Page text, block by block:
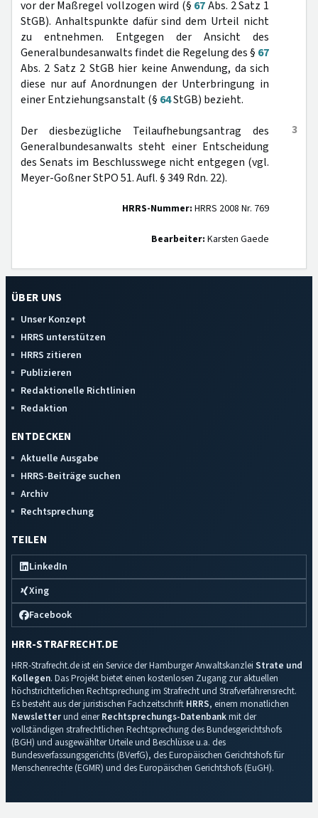
vor der Maßregel vollzogen wird (§ 67Abs. 2 Satz 1
StGB). Anhaltspunkte dafür sind dem Urteil nicht
zu entnehmen. Entgegen der Ansicht des
Generalbundesanwalts findet die Regelung des § 67
Abs. 2 Satz 2 StGB hier keine Anwendung, da sich
diese nur auf Anordnungen der Unterbringung in
einer Entziehungsanstalt (§ 64StGB) bezieht.
3
Der diesbezügliche Teilaufhebungsantrag des
Generalbundesanwalts steht einer Entscheidung
des Senats im Beschlusswege nicht entgegen (vgl.
Meyer-Goßner StPO 51. Aufl. § 349 Rdn. 22).
HRRS-Nummer: HRRS 2008 Nr. 769
Bearbeiter: Karsten Gaede
ÜBER UNS
Unser Konzept
HRRS unterstützen
HRRS zitieren
Publizieren
Redaktionelle Richtlinien
Redaktion
ENTDECKEN
Aktuelle Ausgabe
HRRS-Beiträge suchen
Archiv
Rechtsprechung
TEILEN
LinkedIn
Xing
Facebook
HRR-STRAFRECHT.DE
HRR-Strafrecht.de ist ein Service der Hamburger Anwaltskanzlei Strate und
Kollegen. Das Projekt bietet einen kostenlosen Zugang zur aktuellen
höchstrichterlichen Rechtsprechung im Strafrecht und Strafverfahrensrecht.
Es besteht aus der juristischen Fachzeitschrift HRRS, einem monatlichen
Newsletterund einerRechtsprechungs-Datenbankmit der
vollständigen strafrechtlichen Rechtsprechung des Bundesgerichtshofs
(BGH) und ausgewählter Urteile und Beschlüsse u.a. des
Bundesverfassungsgerichts (BVerfG), des Europäischen Gerichtshofs für
Menschenrechte (EGMR) und des Europäischen Gerichtshofs (EuGH).